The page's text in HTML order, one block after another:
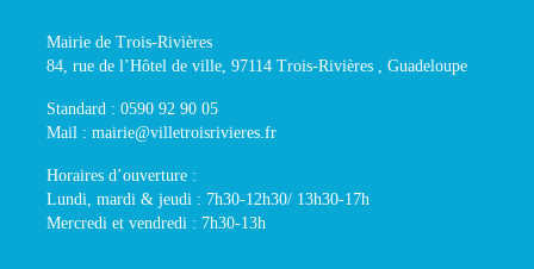
Mairie de Trois-Rivières
84, rue de l’Hôtel de ville, 97114 Trois-Rivières , Guadeloupe
Standard : 0590 92 90 05
Mail : mairie@villetroisrivieres.fr
Horaires d’ouverture :
Lundi, mardi & jeudi : 7h30-12h30/ 13h30-17h
Mercredi et vendredi : 7h30-13h